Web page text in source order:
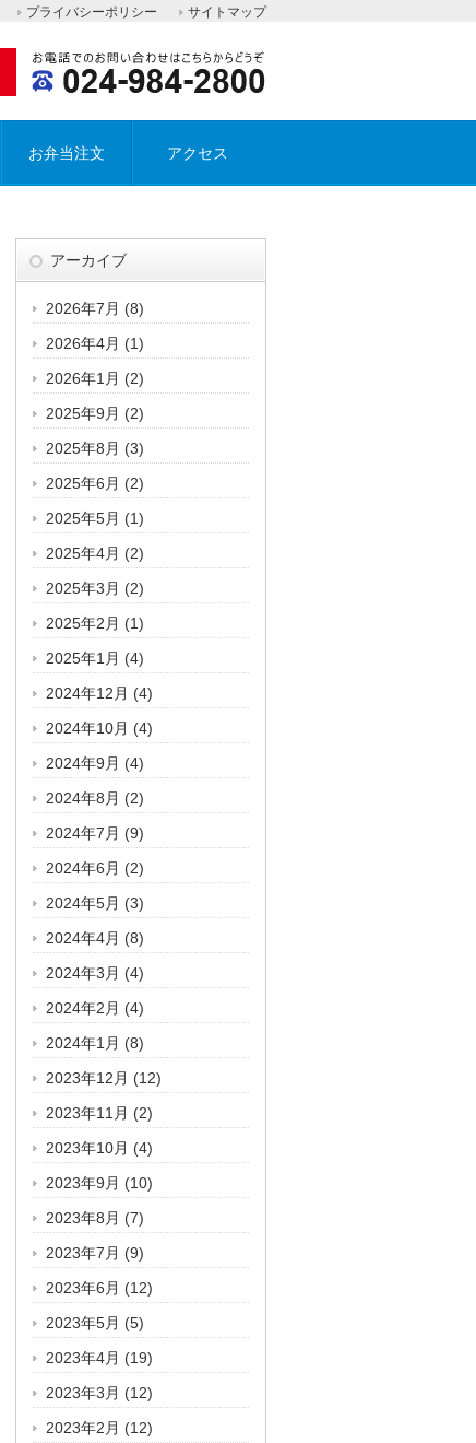
プライバシーポリシー サイトマップ
お弁当注文 アクセス
アーカイブ
2026年7月 (8)
2026年4月 (1)
2026年1月 (2)
2025年9月 (2)
2025年8月 (3)
2025年6月 (2)
2025年5月 (1)
2025年4月 (2)
2025年3月 (2)
2025年2月 (1)
2025年1月 (4)
2024年12月 (4)
2024年10月 (4)
2024年9月 (4)
2024年8月 (2)
2024年7月 (9)
2024年6月 (2)
2024年5月 (3)
2024年4月 (8)
2024年3月 (4)
2024年2月 (4)
2024年1月 (8)
2023年12月 (12)
2023年11月 (2)
2023年10月 (4)
2023年9月 (10)
2023年8月 (7)
2023年7月 (9)
2023年6月 (12)
2023年5月 (5)
2023年4月 (19)
2023年3月 (12)
2023年2月 (12)